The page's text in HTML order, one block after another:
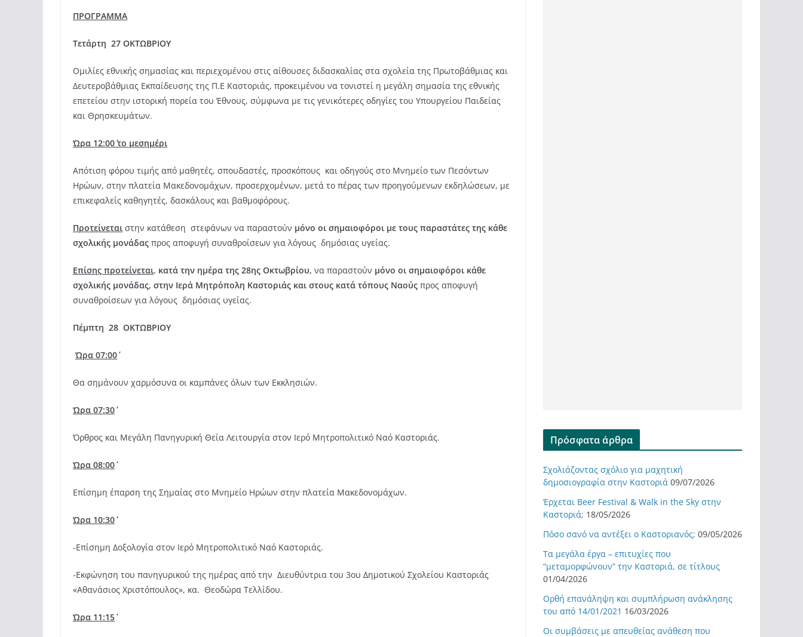
ΠΡΟΓΡΑΜΜΑ
Τετάρτη 27 ΟΚΤΩΒΡΙΟΥ
Ομιλίες εθνικής σημασίας και περιεχομένου στις αίθουσες διδασκαλίας στα σχολεία της Πρωτοβάθμιας και
Δευτεροβάθμιας Εκπαίδευσης της Π.Ε Καστοριάς, προκειμένου να τονιστεί η μεγάλη σημασία της εθνικής
επετείου στην ιστορική πορεία του Έθνους, σύμφωνα με τις γενικότερες οδηγίες του Υπουργείου Παιδείας
και Θρησκευμάτων.
Ώρα 12:00΄ το μεσημέρι
Απότιση φόρου τιμής από μαθητές, σπουδαστές, προσκόπους και οδηγούς στο Μνημείο των Πεσόντων
Ηρώων, στην πλατεία Μακεδονομάχων, προσερχομένων, μετά το πέρας των προηγούμενων εκδηλώσεων, με
επικεφαλείς καθηγητές, δασκάλους και βαθμοφόρους.
Προτείνεται στην κατάθεση στεφάνων να παραστούν μόνο οι σημαιοφόροι με τους παραστάτες της κάθε
σχολικής μονάδας προς αποφυγή συναθροίσεων για λόγους δημόσιας υγείας.
Επίσης προτείνεται, κατά την ημέρα της 28ης Οκτωβρίου, να παραστούν μόνο οι σημαιοφόροι κάθε
σχολικής μονάδας, στην Ιερά Μητρόπολη Καστοριάς και στους κατά τόπους Ναούς προς αποφυγή
συναθροίσεων για λόγους δημόσιας υγείας.
Πέμπτη 28 ΟΚΤΩΒΡΙΟΥ
Ώρα 07:00΄
Θα σημάνουν χαρμόσυνα οι καμπάνες όλων των Εκκλησιών.
Ώρα 07:30΄
Όρθρος και Μεγάλη Πανηγυρική Θεία Λειτουργία στον Ιερό Μητροπολιτικό Ναό Καστοριάς.
Ώρα 08:00΄
Επίσημη έπαρση της Σημαίας στο Μνημείο Ηρώων στην πλατεία Μακεδονομάχων.
Ώρα 10:30΄
-Επίσημη Δοξολογία στον Ιερό Μητροπολιτικό Ναό Καστοριάς.
-Εκφώνηση του πανηγυρικού της ημέρας από την Διευθύντρια του 3ου Δημοτικού Σχολείου Καστοριάς
«Αθανάσιος Χριστόπουλος», κα. Θεοδώρα Τελλίδου.
Ώρα 11:15΄
Πρόσφατα άρθρα
Σχολιάζοντας σχόλιο για μαχητική
δημοσιογραφία στην Καστοριά 09/07/2026
Έρχεται Beer Festival & Walk in the Sky στην
Καστοριά; 18/05/2026
Πόσο σανό να αντέξει ο Καστοριανός; 09/05/2026
Τα μεγάλα έργα – επιτυχίες που
“μεταμορφώνουν” την Καστοριά, σε τίτλους
01/04/2026
Ορθή επανάληψη και συμπλήρωση ανάκλησης
του από 14/01/2021 16/03/2026
Οι συμβάσεις με απευθείας ανάθεση που